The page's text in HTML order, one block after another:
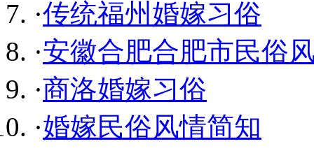
·传统福州婚嫁习俗
·安徽合肥合肥市民俗
·商洛婚嫁习俗
·婚嫁民俗风情简知